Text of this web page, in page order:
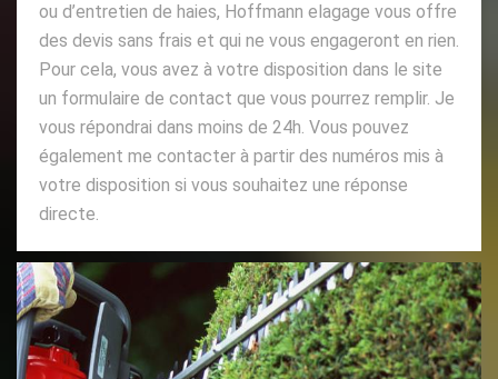
ou d’entretien de haies, Hoffmann elagage vous offre
des devis sans frais et qui ne vous engageront en rien.
Pour cela, vous avez à votre disposition dans le site
un formulaire de contact que vous pourrez remplir. Je
vous répondrai dans moins de 24h. Vous pouvez
également me contacter à partir des numéros mis à
votre disposition si vous souhaitez une réponse
directe.